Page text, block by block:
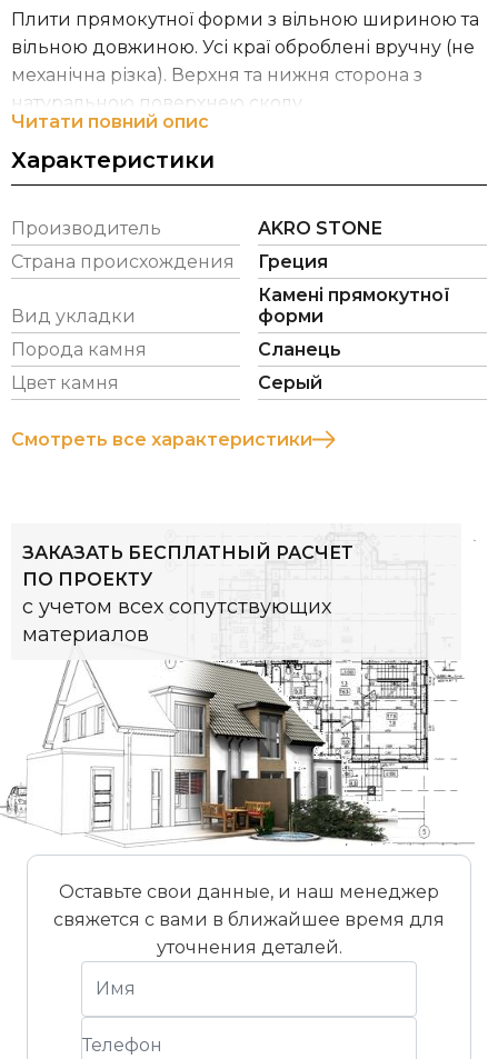
Плити прямокутної форми з вільною шириною та
вільною довжиною. Усі краї оброблені вручну (не
механічна різка). Верхня та нижня сторона з
натуральною поверхнею сколу.
Характеристики Kavalas Slate:
Щільність – 2788.3 кг/м3
Міцність на стиск:
Поздовжня – 52.30 Н/мм2
Межа міцності при вигині – 28.82 Н/мм2
Читати повний опис
Характеристики
Производитель
AKRO STONE
Страна происхождения
Греция
Вид укладки
Камені прямокутної
форми
Порода камня
Сланець
Цвет камня
Серый
Смотреть все характеристики
ЗАКАЗАТЬ БЕСПЛАТНЫЙ РАСЧЕТ
ПО ПРОЕКТУ
с учетом всех сопутствующих
материалов
Оставьте свои данные, и наш менеджер
свяжется с вами в ближайшее время для
уточнения деталей.